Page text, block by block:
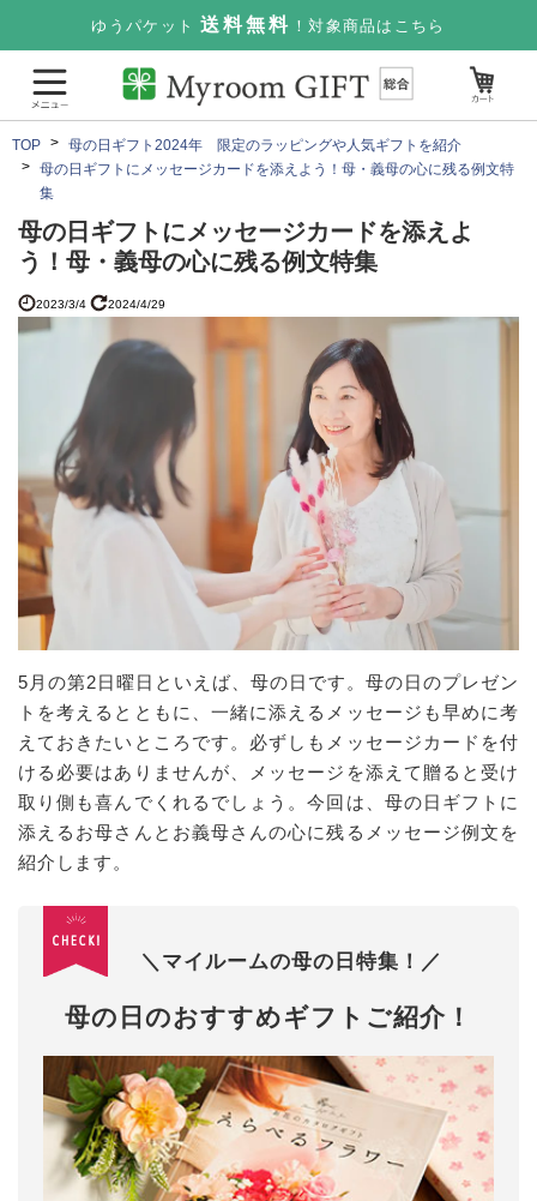
ゆうパケット 送料無料 ！対象商品はこちら
TOP
母の日ギフト2024年 限定のラッピングや人気ギフトを紹介
母の日ギフトにメッセージカードを添えよう！母・義母の心に残る例文特
集
母の日ギフトにメッセージカードを添えよ
う！母・義母の心に残る例文特集
2023/3/4 2024/4/29
5月の第2日曜日といえば、母の日です。母の日のプレゼン
トを考えるとともに、一緒に添えるメッセージも早めに考
えておきたいところです。必ずしもメッセージカードを付
ける必要はありませんが、メッセージを添えて贈ると受け
取り側も喜んでくれるでしょう。今回は、母の日ギフトに
添えるお母さんとお義母さんの心に残るメッセージ例文を
紹介します。
＼マイルームの母の日特集！／
母の日のおすすめギフトご紹介！